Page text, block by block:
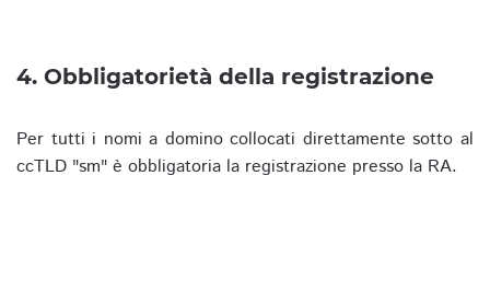
4. Obbligatorietà della registrazione
Per tutti i nomi a domino collocati direttamente sotto al
ccTLD "sm" è obbligatoria la registrazione presso la RA.